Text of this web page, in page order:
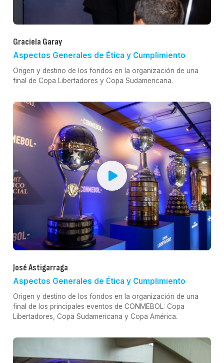
Graciela Garay
Aspectos Generales de Ética y Cumplimiento
Origen y destino de los fondos en la organización de una
final de Copa Libertadores y Copa Sudamericana.
José Astigarraga
Aspectos Generales de Ética y Cumplimiento
Origen y destino de los fondos en la organización de una
final de los principales eventos de CONMEBOL: Copa
Libertadores, Copa Sudamericana y Copa América.